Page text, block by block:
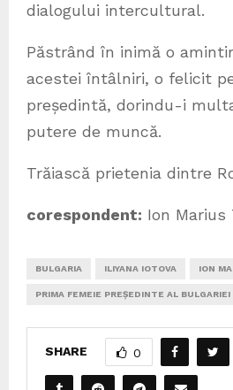
dialogului intercultural.
Păstrând în inimă o
acestei întâlniri, o felicit
președintă, dorindu-i
putere de muncă.
Trăiască prietenia dintre
corespondent: Ion Marius
BULGARIA ILIYANA IOTOVA ION
PRIMA FEMEIE PREȘEDINTE AL BULGARIEI
SHARE 0